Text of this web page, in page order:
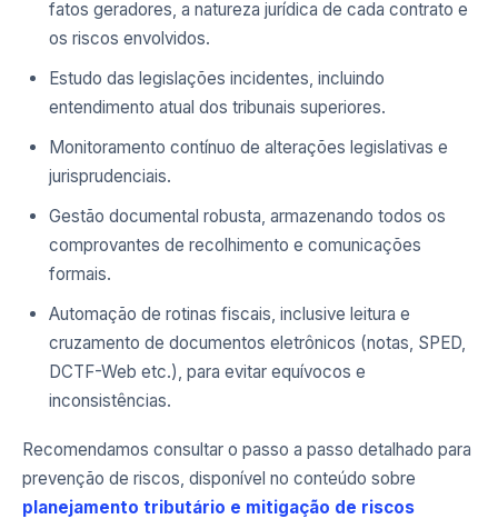
fatos geradores, a natureza jurídica de cada contrato e
os riscos envolvidos.
Estudo das legislações incidentes, incluindo
entendimento atual dos tribunais superiores.
Monitoramento contínuo de alterações legislativas e
jurisprudenciais.
Gestão documental robusta, armazenando todos os
comprovantes de recolhimento e comunicações
formais.
Automação de rotinas fiscais, inclusive leitura e
cruzamento de documentos eletrônicos (notas, SPED,
DCTF-Web etc.), para evitar equívocos e
inconsistências.
Recomendamos consultar o passo a passo detalhado para
prevenção de riscos, disponível no conteúdo sobre
planejamento tributário e mitigação de riscos